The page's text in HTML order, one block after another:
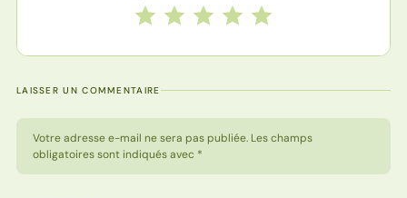
Notez cette recette de 1 à 5 étoiles
5 étoiles
4 étoiles
3 étoiles
2 étoiles
1 étoile
LAISSER UN COMMENTAIRE
Votre adresse e-mail ne sera pas publiée. Les champs
obligatoires sont indiqués avec *